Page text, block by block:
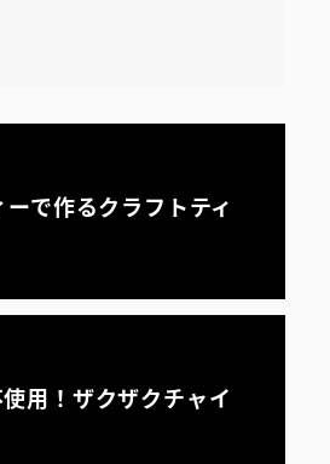
ーで作るクラフトティ
用！ザクザクチャイ